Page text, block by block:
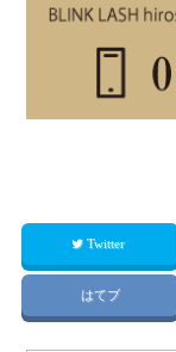
Twitter
はてブ